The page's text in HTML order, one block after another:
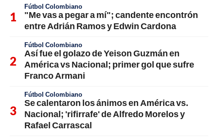
Fútbol Colombiano
"Me vas a pegar a mí"; candente encontrón
entre Adrián Ramos y Edwin Cardona
Fútbol Colombiano
Así fue el golazo de Yeison Guzmán en
América vs Nacional; primer gol que sufre
Franco Armani
Fútbol Colombiano
Se calentaron los ánimos en América vs.
Nacional; 'rifirrafe' de Alfredo Morelos y
Rafael Carrascal